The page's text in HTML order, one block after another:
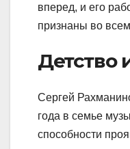
вперед, и его
признаны во
Детство
Сергей
года в семье
способности